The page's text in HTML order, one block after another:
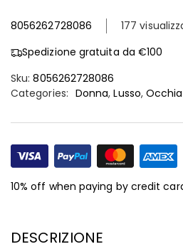
8056262728086
177
Spedizione gratuita da €100
Sku: 8056262728086
Categories: Donna,Lusso,
10% off when paying by credit
DESCRIZIONE